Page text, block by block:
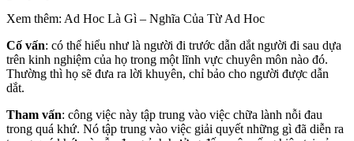
Xem thêm: Ad Hoc Là Gì – Nghĩa Của Từ Ad Hoc
Cố vấn: có thể hiểu như là người đi trước dẫn dắt người đi sau dựa
trên kinh nghiệm của họ trong một lĩnh vực chuyên môn nào đó.
Thường thì họ sẽ đưa ra lời khuyên, chỉ bảo cho người được dẫn
dắt.
Tham vấn: công việc này tập trung vào việc chữa lành nỗi đau
trong quá khứ. Nó tập trung vào việc giải quyết những gì đã diễn ra